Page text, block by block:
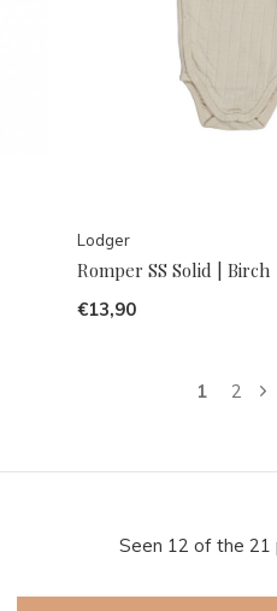
Lodger
Romper SS Solid | Birch
€13,90
1 2
Seen 12 of the 21